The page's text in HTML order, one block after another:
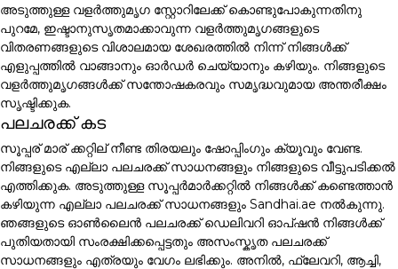
അടുത്തുള്ള വളർത്തുമൃഗ സ്റ്റോറിലേക്ക് കൊണ്ടുപോകുന്നതിനു
പുറമേ, ഇഷ്ടാനുസൃതമാക്കാവുന്ന വളർത്തുമൃഗങ്ങളുടെ
വിതരണങ്ങളുടെ വിശാലമായ ശേഖരത്തിൽ നിന്ന് നിങ്ങൾക്ക്
എളുപ്പത്തിൽ വാങ്ങാനും ഓർഡർ ചെയ്യാനും കഴിയും. നിങ്ങളുടെ
വളർത്തുമൃഗങ്ങൾക്ക് സന്തോഷകരവും സമൃദ്ധവുമായ അന്തരീക്ഷം
സൃഷ്ടിക്കുക.
പലചരക്ക് കട
സൂപ്പര് മാര് ക്കറ്റില് നീണ്ട തിരയലും ഷോപ്പിംഗും ക്യൂവും വേണ്ട.
നിങ്ങളുടെ എല്ലാ പലചരക്ക് സാധനങ്ങളും നിങ്ങളുടെ വീട്ടുപടിക്കൽ
എത്തിക്കുക. അടുത്തുള്ള സൂപ്പർമാർക്കറ്റിൽ നിങ്ങൾക്ക് കണ്ടെത്താൻ
കഴിയുന്ന എല്ലാ പലചരക്ക് സാധനങ്ങളും Sandhai.ae നൽകുന്നു.
ഞങ്ങളുടെ ഓൺലൈൻ പലചരക്ക് ഡെലിവറി ഓപ്ഷൻ നിങ്ങൾക്ക്
പുതിയതായി സംരക്ഷിക്കപ്പെട്ടതും അസംസ്കൃത പലചരക്ക്
സാധനങ്ങളും എത്രയും വേഗം ലഭിക്കും. അനിൽ, ഫ്ലേവറി, ആച്ചി,